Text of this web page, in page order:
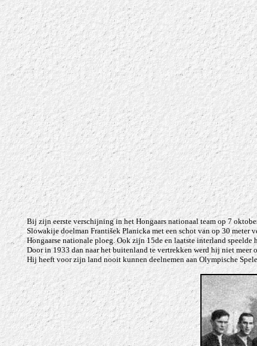
Bij zijn eerste verschijning in het Hongaars nationaal team op 7
Slowakije doelman František Planicka met een schot van op 30 meter
Hongaarse nationale ploeg. Ook zijn 15de en laatste interland
Door in 1933 dan naar het buitenland te vertrekken werd hij niet
Hij heeft voor zijn land nooit kunnen deelnemen aan Olympische